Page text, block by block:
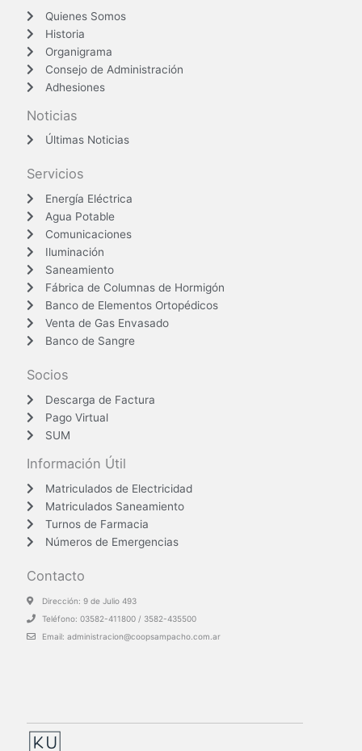
Quienes Somos
Historia
Organigrama
Consejo de Administración
Adhesiones
Noticias
Últimas Noticias
Servicios
Energía Eléctrica
Agua Potable
Comunicaciones
Iluminación
Saneamiento
Fábrica de Columnas de Hormigón
Banco de Elementos Ortopédicos
Venta de Gas Envasado
Banco de Sangre
Socios
Descarga de Factura
Pago Virtual
SUM
Información Útil
Matriculados de Electricidad
Matriculados Saneamiento
Turnos de Farmacia
Números de Emergencias
Contacto
Dirección: 9 de Julio 493
Teléfono: 03582-411800 / 3582-435500
Email: administracion@coopsampacho.com.ar